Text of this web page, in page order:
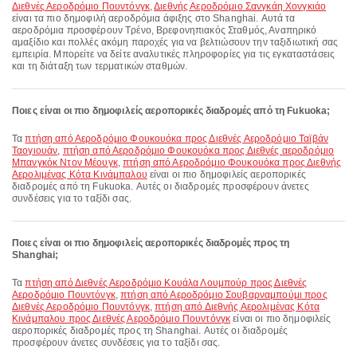
Διεθνές Αεροδρόμιο Πουντόνγκ,Διεθνής Αεροδρόμιο Σανγκάη Χονγκιάο
είναι τα πιο δημοφιλή αεροδρόμια άφιξης στο Shanghai. Αυτά τα
αεροδρόμια προσφέρουν Τρένο, Βρεφονηπιακός Σταθμός, Αναπηρικό
αμαξίδιο και πολλές ακόμη παροχές για να βελτιώσουν την ταξιδιωτική σας
εμπειρία. Μπορείτε να δείτε αναλυτικές πληροφορίες για τις εγκαταστάσεις
και τη διάταξη των τερματικών σταθμών.
Ποιες είναι οι πιο δημοφιλείς αεροπορικές διαδρομές από τη Fukuoka;
Ταπτήση από Αεροδρόμιο Φουκουόκα προς Διεθνές Αεροδρόμιο Ταϊβάν
Ταογιουάν, πτήση από Αεροδρόμιο Φουκουόκα προς Διεθνές αεροδρόμιο
Μπανγκόκ Ντον Μέουγκ,πτήση από Αεροδρόμιο Φουκουόκα προς Διεθνής
Αερολιμένας Κότα Κινάμπαλου είναι οι πιο δημοφιλείς αεροπορικές
διαδρομές από τη Fukuoka. Αυτές οι διαδρομές προσφέρουν άνετες
συνδέσεις για το ταξίδι σας.
Ποιες είναι οι πιο δημοφιλείς αεροπορικές διαδρομές προς τη
Shanghai;
Ταπτήση από Διεθνές Αεροδρόμιο Κουάλα Λουμπούρ προς Διεθνές
Αεροδρόμιο Πουντόνγκ,πτήση από Αεροδρόμιο Σουβαρναμπούμι προς
Διεθνές Αεροδρόμιο Πουντόνγκ,πτήση από Διεθνής Αερολιμένας Κότα
Κινάμπαλου προς Διεθνές Αεροδρόμιο Πουντόνγκ είναι οι πιο δημοφιλείς
αεροπορικές διαδρομές προς τη Shanghai. Αυτές οι διαδρομές
προσφέρουν άνετες συνδέσεις για το ταξίδι σας.